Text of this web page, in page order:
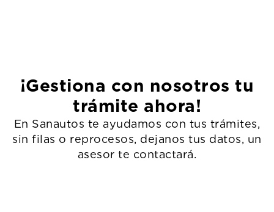
¡Gestiona con nosotros tu
trámite ahora!
En Sanautos te ayudamos con tus trámites,
sin filas o reprocesos, dejanos tus datos, un
asesor te contactará.